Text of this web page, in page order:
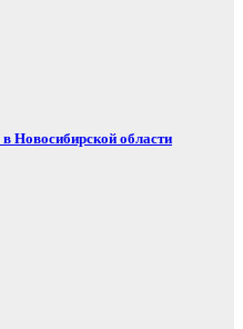
Новосибирской области